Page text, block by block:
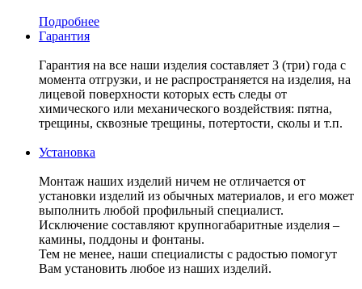
Подробнее
Гарантия
Гарантия на все наши изделия составляет 3 (три) года с
момента отгрузки, и не распространяется на изделия, на
лицевой поверхности которых есть следы от
химического или механического воздействия: пятна,
трещины, сквозные трещины, потертости, сколы и т.п.
Установка
Монтаж наших изделий ничем не отличается от
установки изделий из обычных материалов, и его может
выполнить любой профильный специалист.
Исключение составляют крупногабаритные изделия –
камины, поддоны и фонтаны.
Тем не менее, наши специалисты с радостью помогут
Вам установить любое из наших изделий.